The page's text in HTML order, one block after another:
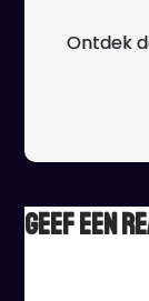
Ontdek
Geef een